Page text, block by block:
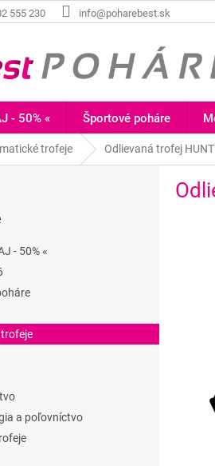
555 230 info@poharebest.sk
- 50% « Športové poháre
trofeje Odlievaná trofej
- 50% «
a poľovníctvo